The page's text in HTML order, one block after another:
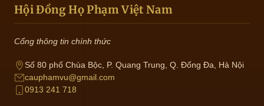
Hội Đồng Họ Phạm Việt Nam
Cổng thông tin chính thức
Số 80 phố Chùa Bộc, P. Quang Trung, Q. Đống Đa, Hà Nội
cauphamvu@gmail.com
0913 241 718